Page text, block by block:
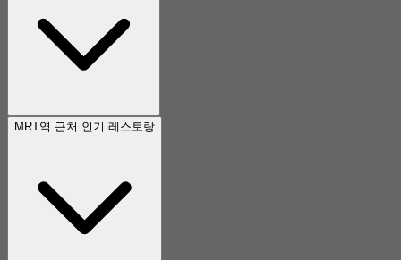
MRT역 근처 인기 레스토랑